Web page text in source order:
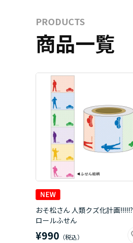
PRODUCTS
商品一覧
おそ松さん 人類クズ化計画
ロールふせん
¥990